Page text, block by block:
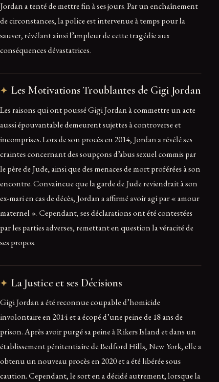
Jordan a tenté de mettre fin à ses jours. Par un enchaînement
de circonstances, la police est intervenue à temps pour la
sauver, révélant ainsi l’ampleur de cette tragédie aux
conséquences dévastatrices.
Les Motivations Troublantes de Gigi Jordan
Les raisons qui ont poussé Gigi Jordan à commettre un acte
aussi épouvantable demeurent sujettes à controverse et
incomprises. Lors de son procès en 2014, Jordan a révélé ses
craintes concernant des soupçons d’abus sexuel commis par
le père de Jude, ainsi que des menaces de mort proférées à son
encontre. Convaincue que la garde de Jude reviendrait à son
ex-mari en cas de décès, Jordan a affirmé avoir agi par « amour
maternel ». Cependant, ses déclarations ont été contestées
par les parties adverses, remettant en question la véracité de
ses propos.
La Justice et ses Décisions
Gigi Jordan a été reconnue coupable d’homicide
involontaire en 2014 et a écopé d’une peine de 18 ans de
prison. Après avoir purgé sa peine à Rikers Island et dans un
établissement pénitentiaire de Bedford Hills, New York, elle a
obtenu un nouveau procès en 2020 et a été libérée sous
caution. Cependant, le sort en a décidé autrement, lorsque la